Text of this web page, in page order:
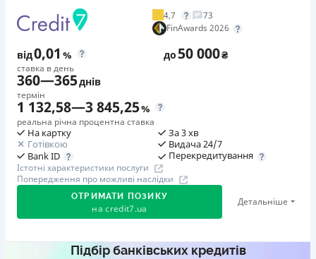
4,7
73
FinAwards 2026
від0,01 %
ставка в день
до50 000₴
360—365днів
термін
1 132,58—3 845,25%
реальна річна процентна ставка
На картку
Готівкою
Bank ID
За 3 хв
Видача 24/7
Перекредитування
Істотні характеристики послуги
Попередження про можливі наслідки
ОТРИМАТИ ПОЗИКУ
на credit7.ua
Детальніше
Акція: «Кешбек за друга»
Підбір банківських кредитів